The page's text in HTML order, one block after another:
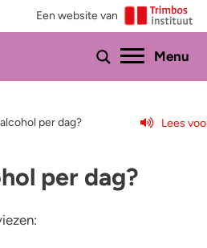
Een website van
Menu
per dag? Lees
per dag?